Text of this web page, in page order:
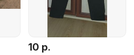
10 р.